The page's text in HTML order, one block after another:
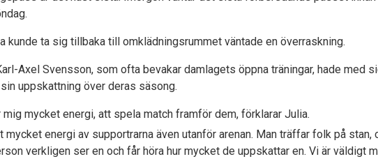
kunde ta sig tillbaka till omklädningsrummet väntade en överraskning.
Axel Svensson, som ofta bevakar damlagets öppna träningar, hade med
uppskattning över deras säsong.
mig mycket energi, att spela match framför dem, förklarar Julia.
mycket energi av supportrarna även utanför arenan. Man träffar folk på stan,
verkligen ser en och får höra hur mycket de uppskattar en. Vi är väldigt